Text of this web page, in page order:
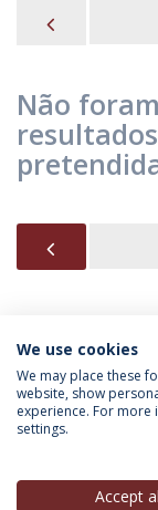
Não
We use cookies
We may place these
website, show
experience. For
settings.
Accept